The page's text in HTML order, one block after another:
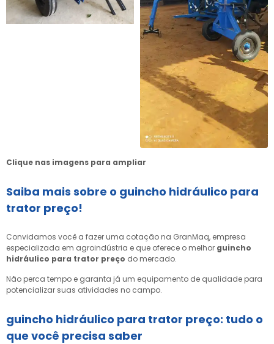
Clique nas imagens para ampliar
Saiba mais sobre o guincho hidráulico para
trator preço!
Convidamos você a fazer uma cotação na GranMaq, empresa
especializada em agroindústria e que oferece o melhor guincho
hidráulico para trator preço do mercado.
Não perca tempo e garanta já um equipamento de qualidade para
potencializar suas atividades no campo.
guincho hidráulico para trator preço: tudo o
que você precisa saber